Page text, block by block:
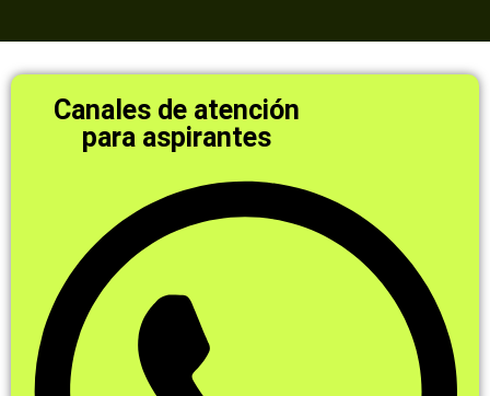
Canales de atención
para aspirantes